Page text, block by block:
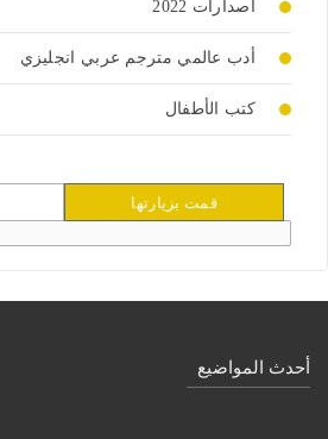
اصدارات 2022
أدب عالمي مترجم عربي انجليزي
كتب الأطفال
قمت بزيارتها
أحدث المواضيع